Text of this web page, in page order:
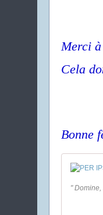
Merci
Cela
Bonne
"